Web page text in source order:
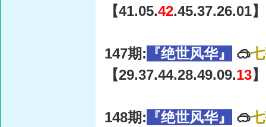
【41.05.42.45.37.26.01】
147期: 『绝世风华』 🥽
【29.37.44.28.49.09.13】
148期: 『绝世风华』 🥽